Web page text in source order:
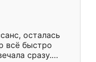
осталась
всё быстро
сразу.